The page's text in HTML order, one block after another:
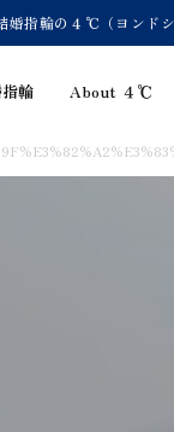
婚指輪の４℃（ヨンド
輪 About ４℃